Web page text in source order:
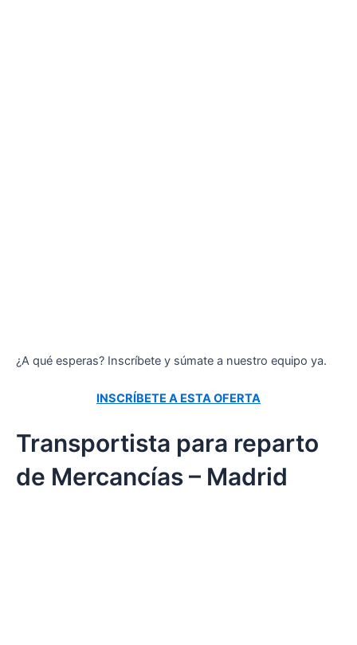
¿A qué esperas? Inscríbete y súmate a nuestro equipo ya.
INSCRÍBETE A ESTA OFERTA
Transportista para reparto
de Mercancías – Madrid